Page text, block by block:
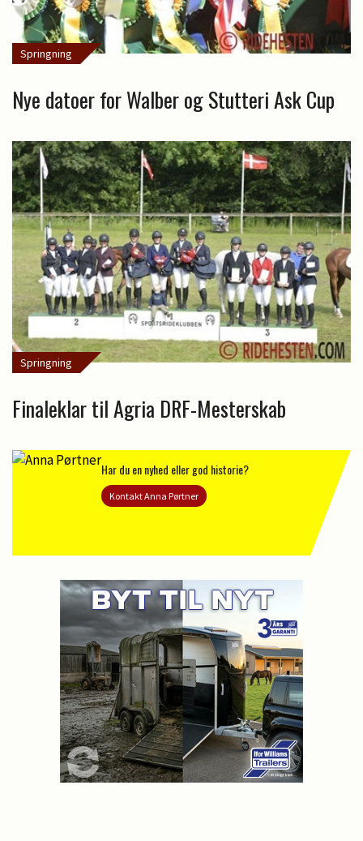
Springning
Nye datoer for Walber og Stutteri Ask Cup
Springning
Finaleklar til Agria DRF-Mesterskab
Har du en nyhed eller god historie?
Kontakt Anna Pørtner